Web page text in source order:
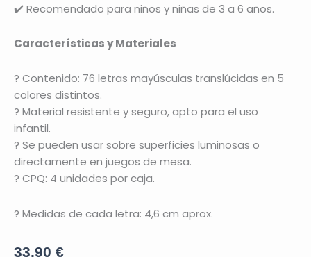
✔️ Recomendado para niños y niñas de 3 a 6 años.
Características y Materiales
? Contenido: 76 letras mayúsculas translúcidas en 5
colores distintos.
? Material resistente y seguro, apto para el uso
infantil.
? Se pueden usar sobre superficies luminosas o
directamente en juegos de mesa.
? CPQ: 4 unidades por caja.
? Medidas de cada letra: 4,6 cm aprox.
33,90 €